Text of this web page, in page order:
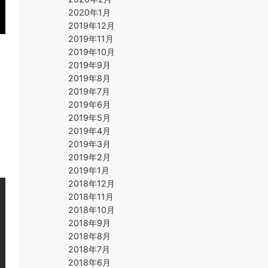
2020年1月
2019年12月
2019年11月
2019年10月
2019年9月
2019年8月
2019年7月
2019年6月
2019年5月
2019年4月
2019年3月
2019年2月
2019年1月
2018年12月
2018年11月
2018年10月
2018年9月
2018年8月
2018年7月
2018年6月